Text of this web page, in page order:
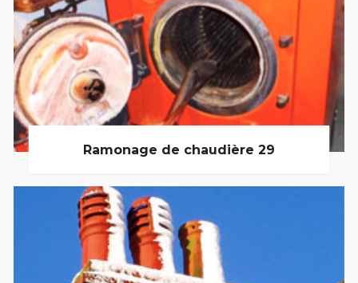
Ramonage de chaudière 29